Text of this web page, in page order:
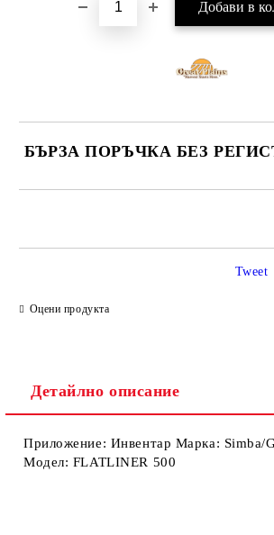
БЪРЗА ПОРЪЧКА БЕЗ
Оцени продукта
Tweet
Детайлно описание
Приложение: Инвентар Марка: Simba/
Модел: FLATLINER 500